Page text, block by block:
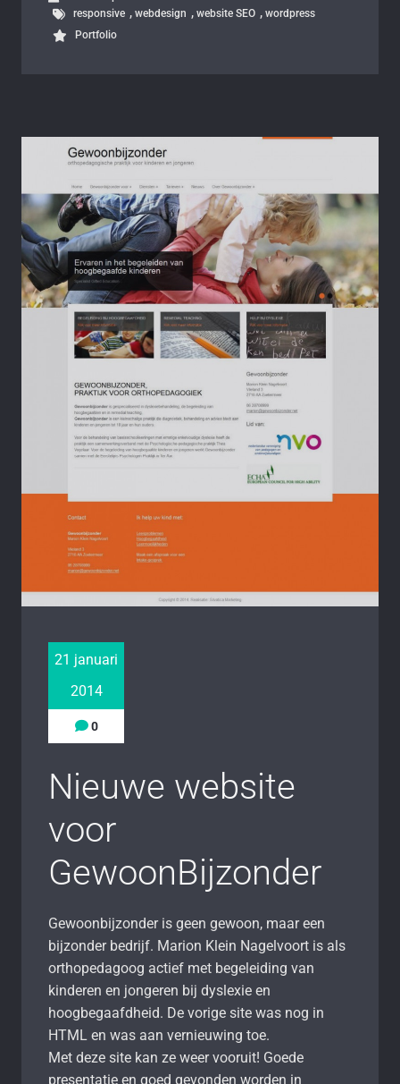
responsive , webdesign , website SEO , wordpress
Portfolio
21 januari
2014
0
Nieuwe website
voor
GewoonBijzonder
Gewoonbijzonder is geen gewoon, maar een
bijzonder bedrijf. Marion Klein Nagelvoort is als
orthopedagoog actief met begeleiding van
kinderen en jongeren bij dyslexie en
hoogbegaafdheid. De vorige site was nog in
HTML en was aan vernieuwing toe.
Met deze site kan ze weer vooruit! Goede
presentatie en goed gevonden worden in